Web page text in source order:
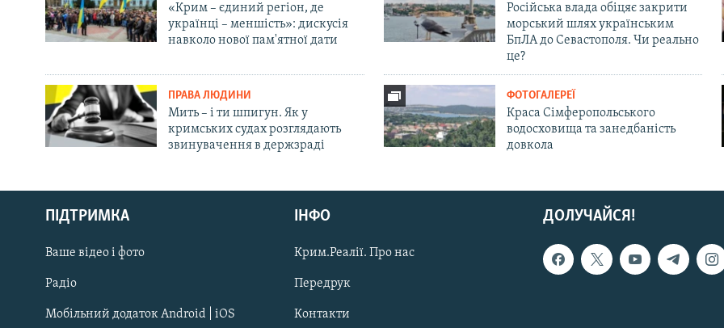
Русский
Qırımtatar
ДОЛУЧАЙСЯ!
«Крим – єдиний регіон, де
українці – меншість»: дискусія
навколо нової пам'ятної дати
Російська влада обіцяє закрити
морський шлях українським
БпЛА до Севастополя. Чи реально
це?
ПРАВА ЛЮДИНИ
Мить – і ти шпигун. Як у
кримських судах розглядають
звинувачення в держзраді
ФОТОГАЛЕРЕЇ
Краса Сімферопольського
водосховища та занедбаність
довкола
ДОЛУЧАЙСЯ!
ПІДТРИМКА
Ваше відео і фото
Радіо
Мобільний додаток Android | iOS
ІНФО
Крим.Реалії. Про нас
Передрук
Контакти